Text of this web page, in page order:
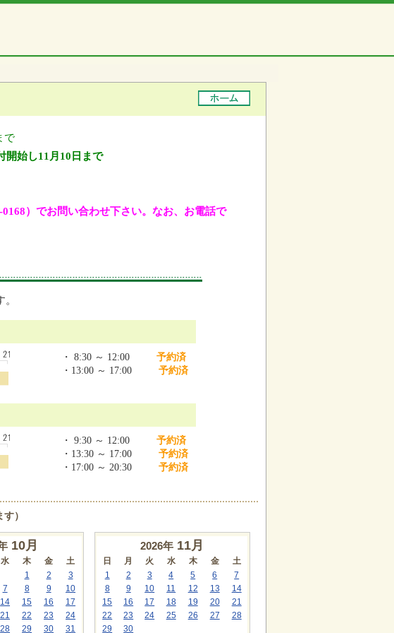
で
始し11月10日まで
）でお問い合わせ下さい。なお、お電話で
・ 8:30 ～ 12:00
予約済
・13:00 ～ 17:00
予約済
・ 9:30 ～ 12:00
予約済
・13:30 ～ 17:00
予約済
・17:00 ～ 20:30
予約済
）
10月
水 木 金
土
1
2
3
7 8 9
10
14 15 16
17
21 22 23
24
28 29 30 31
2026年 11月
日 月 火 水 木 金
土
1
2 3 4 5 6
7
8
9 10 11 12 13
14
15
16 17 18 19 20
21
22
23 24 25 26 27
28
29
30